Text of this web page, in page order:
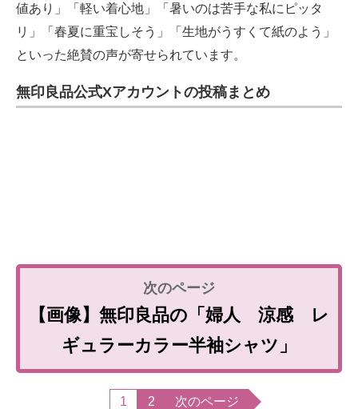
値あり」「軽い着心地」「暑いのは苦手な私にピッタ
リ」「春夏に重宝しそう」「生地がうすくて紙のよう」
といった絶賛の声が寄せられています。
無印良品公式Xアカウントの投稿まとめ
【画像】無印良品の「婦人 涼感 レ
ギュラーカラー半袖シャツ」
1 2 次のページ